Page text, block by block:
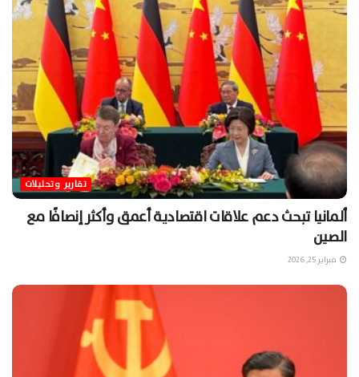
تقارير وتحليلات
ألمانيا تبحث دعم علاقات اقتصادية أعمق وأكثر إنصافًا مع
الصين
فبراير 25, 2026